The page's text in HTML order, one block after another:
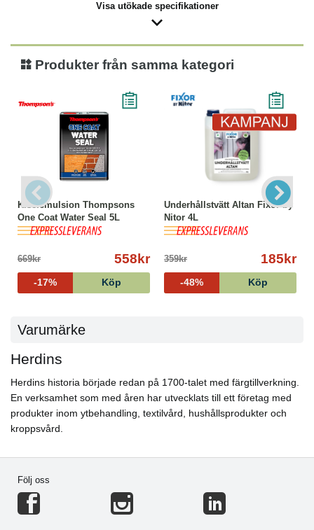
Visa utökade specifikationer
Produkter från samma kategori
Kiselemulsion Thompsons
One Coat Water Seal 5L
669kr 558kr
-17% Köp
Underhållstvätt Altan Fixor by
Nitor 4L
359kr 185kr
-48% Köp
Varumärke
Herdins
Herdins historia började redan på 1700-talet med färgtillverkning.
En verksamhet som med åren har utvecklats till ett företag med
produkter inom ytbehandling, textilvård, hushållsprodukter och
kroppsvård.
Följ oss